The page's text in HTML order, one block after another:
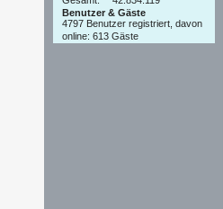
Benutzer & Gäste
4797 Benutzer registriert, davon
online: 613 Gäste